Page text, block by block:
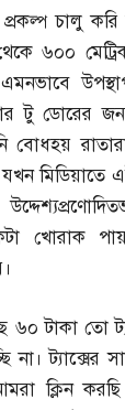
চালু
৬০০
টু ডোরের
বোধহয়
যখন
খোরাক
টাকা তো
না। ট্যাক্সের
ক্লিন